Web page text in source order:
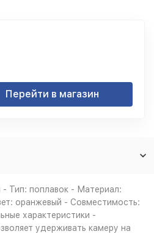
Перейти в магазин
- Тип: поплавок - Материал:
оранжевый - Совместимость:
характеристики -
удерживать камеру на